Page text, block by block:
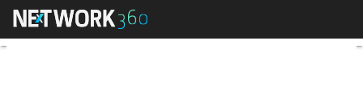
María Garaña gana el premio